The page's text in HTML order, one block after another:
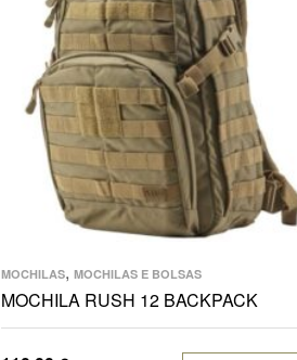
MOCHILAS, MOCHILAS E BOLSAS
MOCHILA RUSH 12 BACKPACK